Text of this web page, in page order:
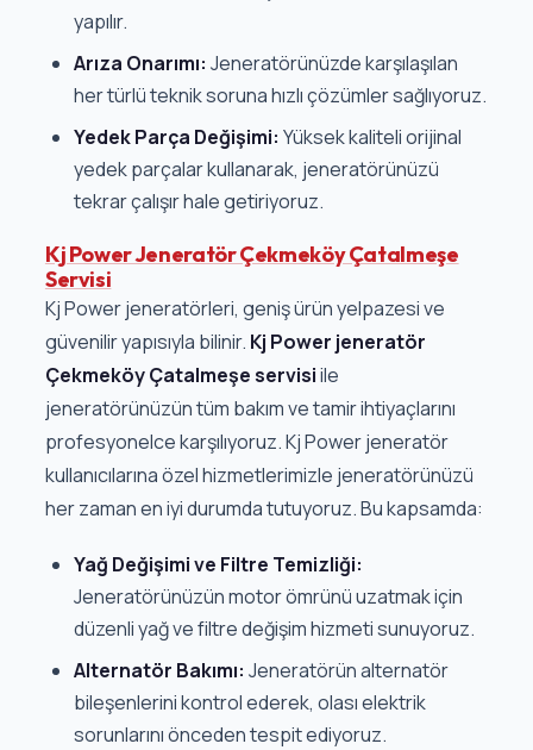
yapılır.
Arıza Onarımı: Jeneratörünüzde karşılaşılan
her türlü teknik soruna hızlı çözümler sağlıyoruz.
Yedek Parça Değişimi: Yüksek kaliteli orijinal
yedek parçalar kullanarak, jeneratörünüzü
tekrar çalışır hale getiriyoruz.
Kj Power Jeneratör Çekmeköy Çatalmeşe
Servisi
Kj Power jeneratörleri, geniş ürün yelpazesi ve
güvenilir yapısıyla bilinir. Kj Power jeneratör
Çekmeköy Çatalmeşe servisiile
jeneratörünüzün tüm bakım ve tamir ihtiyaçlarını
profesyonelce karşılıyoruz. Kj Power jeneratör
kullanıcılarına özel hizmetlerimizle jeneratörünüzü
her zaman en iyi durumda tutuyoruz. Bu kapsamda:
Yağ Değişimi ve Filtre Temizliği:
Jeneratörünüzün motor ömrünü uzatmak için
düzenli yağ ve filtre değişim hizmeti sunuyoruz.
Alternatör Bakımı: Jeneratörün alternatör
bileşenlerini kontrol ederek, olası elektrik
sorunlarını önceden tespit ediyoruz.